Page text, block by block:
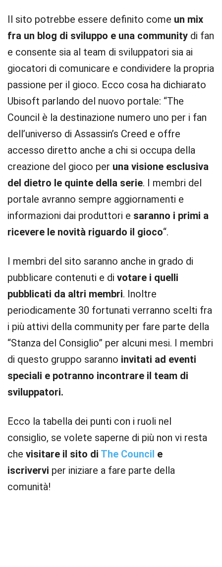
Il sito potrebbe essere definito come un mix
fra un blog di sviluppo e una community di fan
e consente sia al team di sviluppatori sia ai
giocatori di comunicare e condividere la propria
passione per il gioco. Ecco cosa ha dichiarato
Ubisoft parlando del nuovo portale: “The
Council è la destinazione numero uno per i fan
dell’universo di Assassin’s Creed e offre
accesso diretto anche a chi si occupa della
creazione del gioco per una visione esclusiva
del dietro le quinte della serie. I membri del
portale avranno sempre aggiornamenti e
informazioni dai produttori e saranno i primi a
ricevere le novità riguardo il gioco“.
I membri del sito saranno anche in grado di
pubblicare contenuti e di votare i quelli
pubblicati da altri membri. Inoltre
periodicamente 30 fortunati verranno scelti fra
i più attivi della community per fare parte della
“Stanza del Consiglio” per alcuni mesi. I membri
di questo gruppo saranno invitati ad eventi
speciali e potranno incontrare il team di
sviluppatori.
Ecco la tabella dei punti con i ruoli nel
consiglio, se volete saperne di più non vi resta
che visitare il sito di The Council e
iscrivervi per iniziare a fare parte della
comunità!